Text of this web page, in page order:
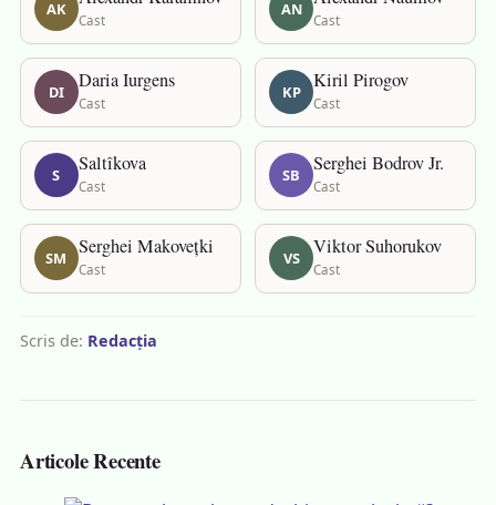
AK
Cast
AN
Cast
DI
Daria Iurgens
Cast
KP
Kiril Pirogov
Cast
S
Saltîkova
Cast
SB
Serghei Bodrov Jr.
Cast
SM
Serghei Makovețki
Cast
VS
Viktor Suhorukov
Cast
Scris de: Redacția
Articole Recente